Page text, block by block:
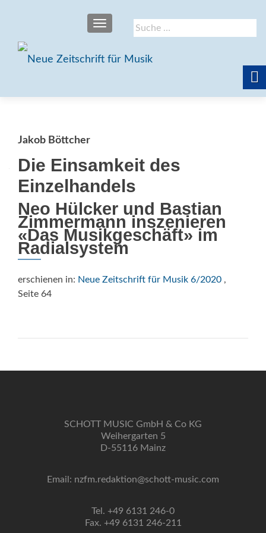
Suche
nach:
SCHALTE NAVIGATION
Jakob Böttcher
Die Einsamkeit des
Einzelhandels
Neo Hülcker und Bastian
Zimmermann inszenieren
«Das Musikgeschäft» im
Radialsystem
erschienen in: Neue Zeitschrift für Musik 6/2020 ,
Seite 64
SCHOTT MUSIC GmbH & Co KG
Weihergarten 5
D-55116 Mainz
Email: nzfm.redaktion@schott-music.com
Tel. +49 6131 246-0
Fax. +49 6131 246-211